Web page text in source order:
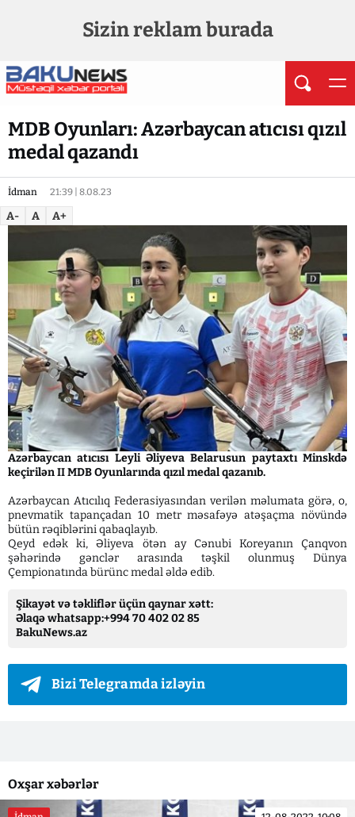
Sizin reklam burada
MDB Oyunları: Azərbaycan atıcısı qızıl
medal qazandı
İdman 21:39 | 8.08.23
A- A A+
Azərbaycan atıcısı Leyli Əliyeva Belarusun paytaxtı Minskdə
keçirilən II MDB Oyunlarında qızıl medal qazanıb.
Azərbaycan Atıcılıq Federasiyasından verilən məlumata görə, o,
pnevmatik tapançadan 10 metr məsafəyə atəşaçma növündə
bütün rəqiblərini qabaqlayıb.
Qeyd edək ki, Əliyeva ötən ay Cənubi Koreyanın Çanqvon
şəhərində gənclər arasında təşkil olunmuş Dünya
Çempionatında bürünc medal əldə edib.
Şikayət və təkliflər üçün qaynar xətt:
Əlaqə whatsapp:+994 70 402 02 85
BakuNews.az
Bizi Telegramda izləyin
Oxşar xəbərlər